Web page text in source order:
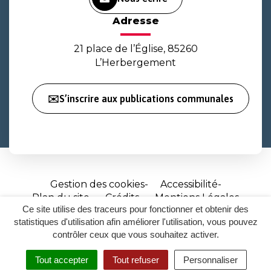
Ce site utilise des traceurs pour fonctionner et obtenir des
statistiques d'utilisation afin améliorer l'utilisation, vous pouvez
contrôler ceux que vous souhaitez activer.
Tout accepter Tout refuser Personnaliser
RECHERCHER
ACCESSIBILITÉ
Adresse
21 place de l’Église, 85260
L’Herbergement
✉️S’inscrire aux publications communales
Gestion des cookies
Accessibilité
Plan du site
Crédits
Mentions Légales
Site
réalisé
par
Inovagora